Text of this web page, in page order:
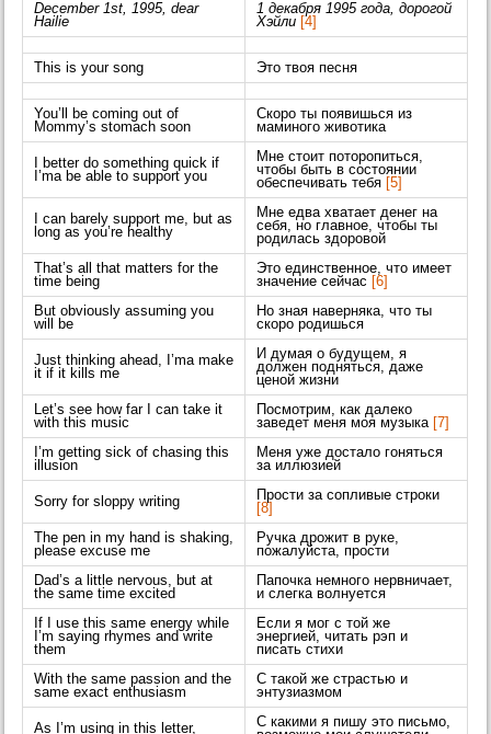
December 1st, 1995, dear
Hailie
1 декабря 1995 года, дорогой
Хэйли [4]
This is your song Это твоя песня
You’ll be coming out of
Mommy’s stomach soon
Скоро ты появишься из
маминого животика
I better do something quick if
I’ma be able to support you
Мне стоит поторопиться,
чтобы быть в состоянии
обеспечивать тебя [5]
I can barely support me, but as
long as you’re healthy
Мне едва хватает денег на
себя, но главное, чтобы ты
родилась здоровой
That’s all that matters for the
time being
Это единственное, что имеет
значение сейчас
[6]
But obviously assuming you
will be
Но зная наверняка, что ты
скоро родишься
Just thinking ahead, I’ma make
it if it kills me
И думая о будущем, я
должен подняться, даже
ценой жизни
Let’s see how far I can take it
with this music
Посмотрим, как далеко
заведет меня моя музыка
[7]
I’m getting sick of chasing this
illusion
Меня уже достало гоняться
за иллюзией
Sorry for sloppy writing
Прости за сопливые строки
[8]
The pen in my hand is shaking,
please excuse me
Ручка дрожит в руке,
пожалуйста, прости
Dad’s a little nervous, but at
the same time excited
Папочка немного нервничает,
и слегка волнуется
If I use this same energy while
I’m saying rhymes and write
them
Если я мог с той же
энергией, читать рэп и
писать стихи
With the same passion and the
same exact enthusiasm
С такой же страстью и
энтузиазмом
As I’m using in this letter,
С какими я пишу это письмо,